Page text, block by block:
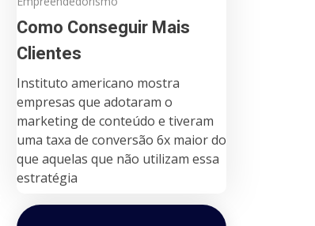
Como Conseguir Mais
Clientes
Instituto americano mostra
empresas que adotaram o
marketing de conteúdo e tiveram
uma taxa de conversão 6x maior do
que aquelas que não utilizam essa
estratégia